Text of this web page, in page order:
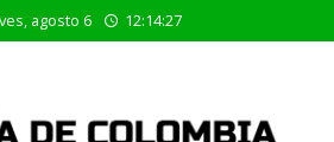
agosto 6 12:14:27